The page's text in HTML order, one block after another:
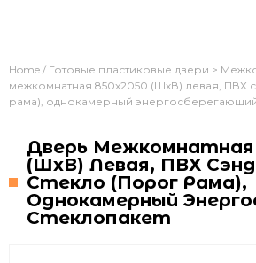
Home / Готовые пластиковые двери >
межкомнатная 850х2050 (ШхВ) левая, ПВХ
рама), однокамерный энергосберегающий
Дверь Межкомнатная
(ШхВ) Левая, ПВХ
Стекло (порог Рама),
Однокамерный
Стеклопакет